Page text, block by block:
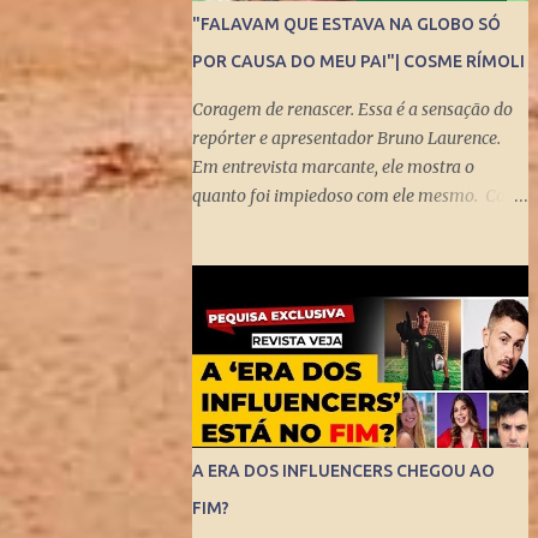
"FALAVAM QUE ESTAVA NA GLOBO SÓ
POR CAUSA DO MEU PAI"| COSME RÍMOLI
Coragem de renascer. Essa é a sensação do
repórter e apresentador Bruno Laurence.
Em entrevista marcante, ele mostra o
quanto foi impiedoso com ele mesmo. Com
Michel Laurence . Fundador da revista
Placar, ganhador do prêmio Esso,
responsável pela regionalização do Globo
Esporte, criador dos programas Grandes
Momentos do Esporte e Cartão Verde, entre
inúmeros feitos. Bruno queria fugir da
comparação. Tentou ser jogador de
basquete. Mas o jornalismo esportivo estava
A ERA DOS INFLUENCERS CHEGOU AO
FIM?